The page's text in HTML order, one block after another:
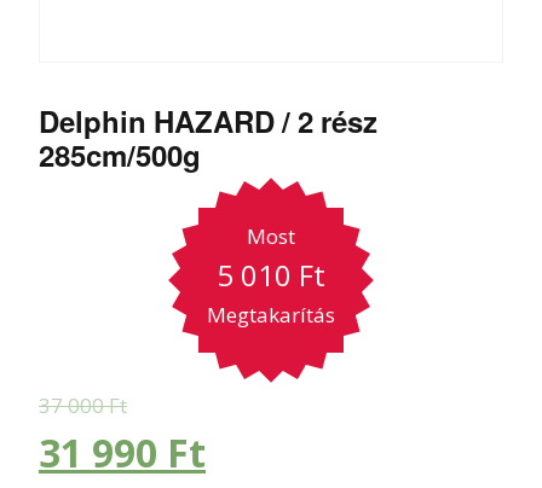
Delphin HAZARD / 2 rész
285cm/500g
Most
5 010 Ft
Megtakarítás
37 000Ft
31 990 Ft